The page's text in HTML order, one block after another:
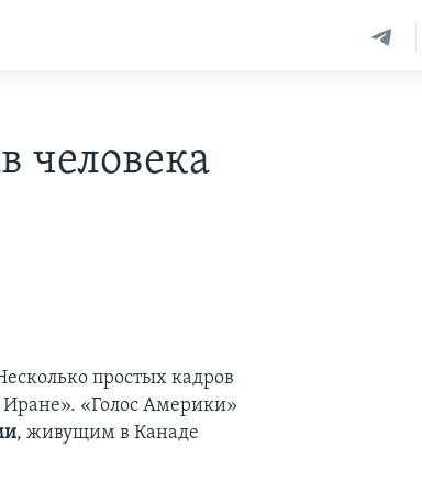
человека
простых кадров
«Голос Америки»
, живущим в Канаде